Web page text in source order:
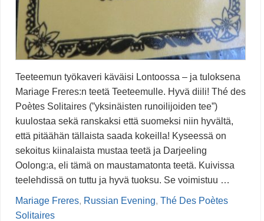
Teeteemun työkaveri käväisi Lontoossa – ja tuloksena
Mariage Freres:n teetä Teeteemulle. Hyvä diili! Thé des
Poètes Solitaires (”yksinäisten runoilijoiden tee”)
kuulostaa sekä ranskaksi että suomeksi niin hyvältä,
että pitäähän tällaista saada kokeilla! Kyseessä on
sekoitus kiinalaista mustaa teetä ja Darjeeling
Oolong:a, eli tämä on maustamatonta teetä. Kuivissa
teelehdissä on tuttu ja hyvä tuoksu. Se voimistuu …
Mariage Freres, Russian Evening, Thé Des Poètes
Solitaires